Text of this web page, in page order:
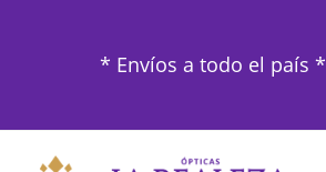
* Envíos a todo el país *